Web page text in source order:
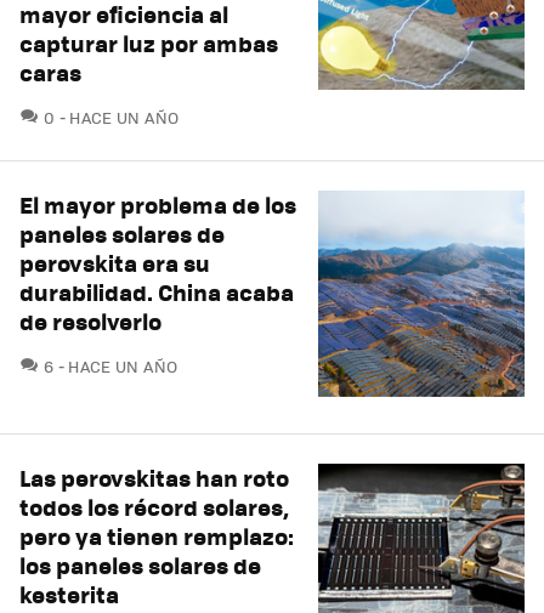
mayor eficiencia al
capturar luz por ambas
caras
0 COMENTARIOS
HACE UN AÑO
El mayor problema de los
paneles solares de
perovskita era su
durabilidad. China acaba
de resolverlo
6 COMENTARIOS
HACE UN AÑO
Las perovskitas han roto
todos los récord solares,
pero ya tienen remplazo:
los paneles solares de
kesterita